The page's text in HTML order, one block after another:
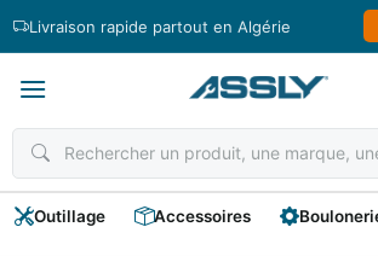
Livraison rapide partout en Algérie
Outillage Accessoires